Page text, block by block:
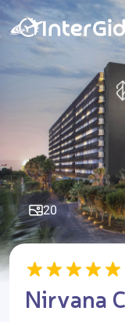
20
Nirvana